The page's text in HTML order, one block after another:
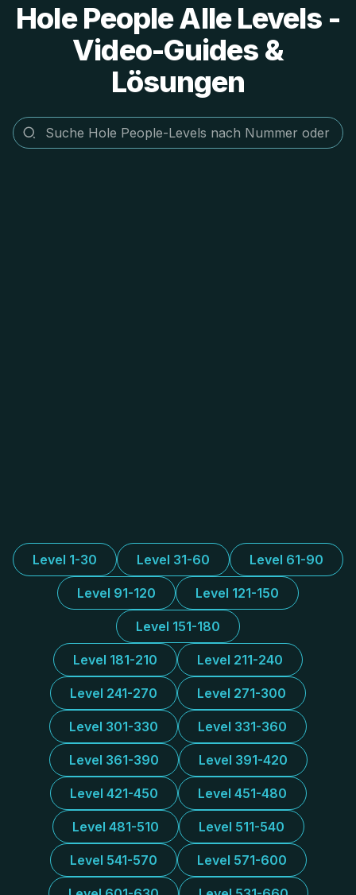
Hole People Alle Levels -
Video-Guides &
Lösungen
Level 1-30 Level 31-60 Level 61-90
Level 91-120 Level 121-150
Level 151-180
Level 181-210 Level 211-240
Level 241-270 Level 271-300
Level 301-330 Level 331-360
Level 361-390 Level 391-420
Level 421-450 Level 451-480
Level 481-510 Level 511-540
Level 541-570 Level 571-600